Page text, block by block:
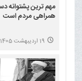
مهم ترین پشتوانه
همراهی مردم است
19 اردیبهشت 1405